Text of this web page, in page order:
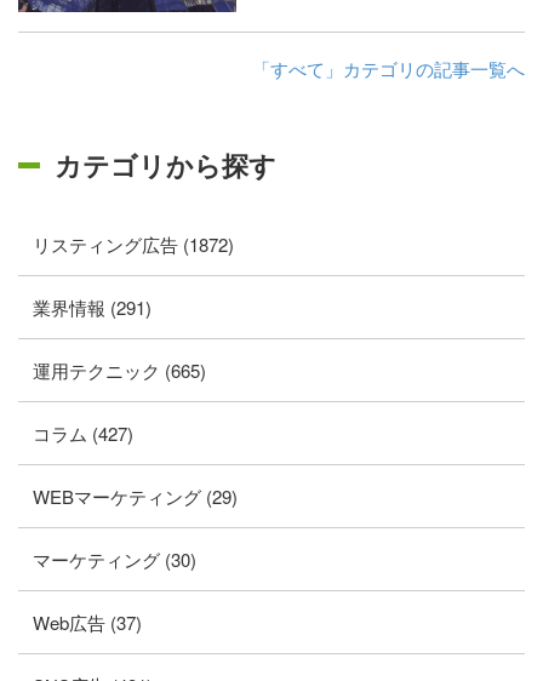
「すべて」カテゴリの記事一覧へ
カテゴリから探す
リスティング広告 (1872)
業界情報 (291)
運用テクニック (665)
コラム (427)
WEBマーケティング (29)
マーケティング (30)
Web広告 (37)